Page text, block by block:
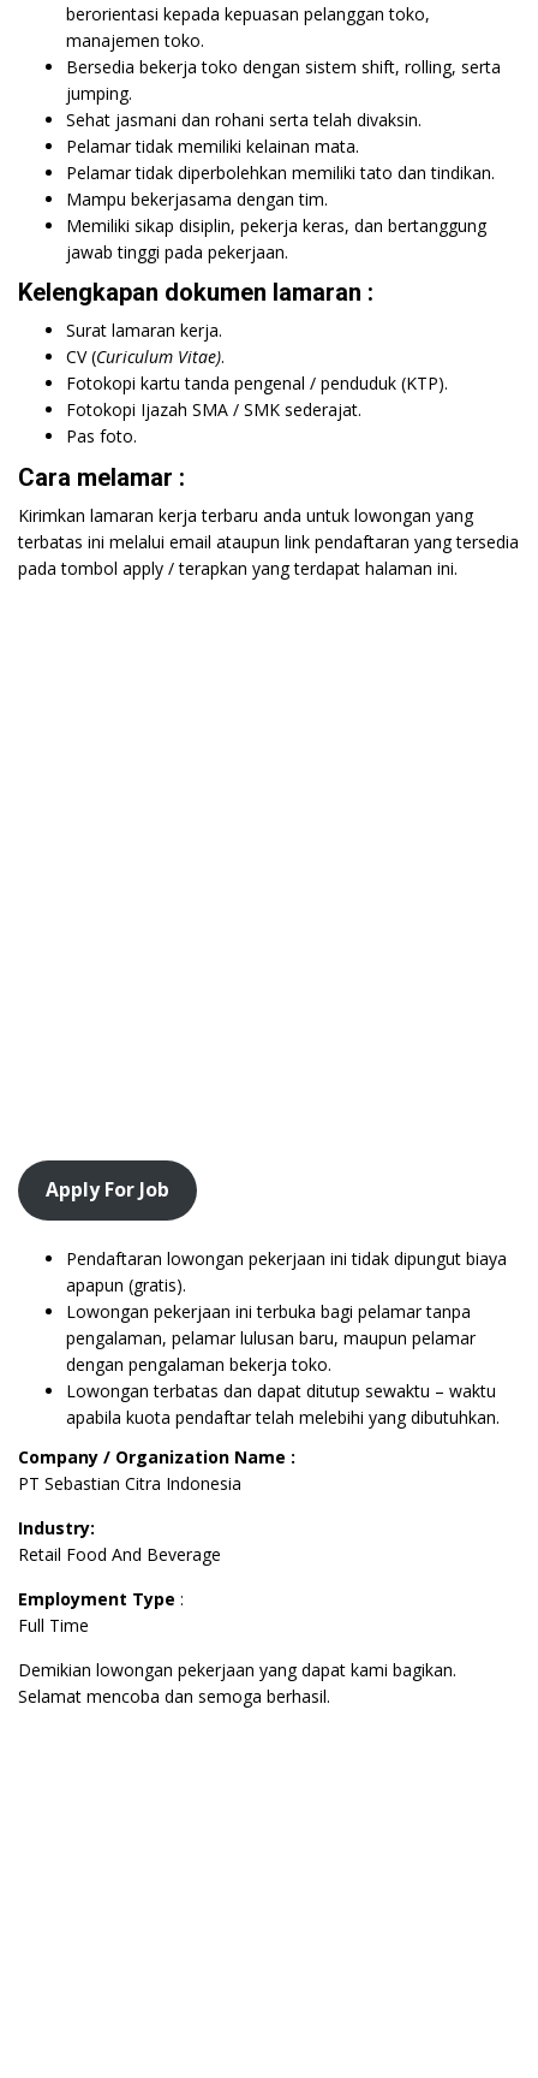
berorientasi kepada kepuasan pelanggan toko,
manajemen toko.
Bersedia bekerja toko dengan sistem shift, rolling, serta
jumping.
Sehat jasmani dan rohani serta telah divaksin.
Pelamar tidak memiliki kelainan mata.
Pelamar tidak diperbolehkan memiliki tato dan tindikan.
Mampu bekerjasama dengan tim.
Memiliki sikap disiplin, pekerja keras, dan bertanggung
jawab tinggi pada pekerjaan.
Kelengkapan dokumen lamaran :
Surat lamaran kerja.
CV (Curiculum Vitae).
Fotokopi kartu tanda pengenal / penduduk (KTP).
Fotokopi Ijazah SMA / SMK sederajat.
Pas foto.
Cara melamar :
Kirimkan lamaran kerja terbaru anda untuk lowongan yang
terbatas ini melalui email ataupun link pendaftaran yang tersedia
pada tombol apply / terapkan yang terdapat halaman ini.
Apply For Job
Pendaftaran lowongan pekerjaan ini tidak dipungut biaya
apapun (gratis).
Lowongan pekerjaan ini terbuka bagi pelamar tanpa
pengalaman, pelamar lulusan baru, maupun pelamar
dengan pengalaman bekerja toko.
Lowongan terbatas dan dapat ditutup sewaktu – waktu
apabila kuota pendaftar telah melebihi yang dibutuhkan.
Company / Organization Name :
PT Sebastian Citra Indonesia
Industry:
Retail Food And Beverage
Employment Type :
Full Time
Demikian lowongan pekerjaan yang dapat kami bagikan.
Selamat mencoba dan semoga berhasil.